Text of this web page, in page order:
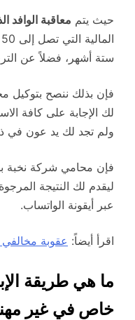
حيث يتم معاقبة الوافد
ستة أشهر، فضلاً عن
فإن بذلك ننصح بتوكيل
لك الإجابة على كافة
ولم تجد لك يد عون في
فإن محامي شركة نخبة
ليقدم لك النتيجة
عبر أيقونة الواتساب.
اقرأ أيضاً: عقوبة مخالفي
ما هي طريقة
خاص في غير